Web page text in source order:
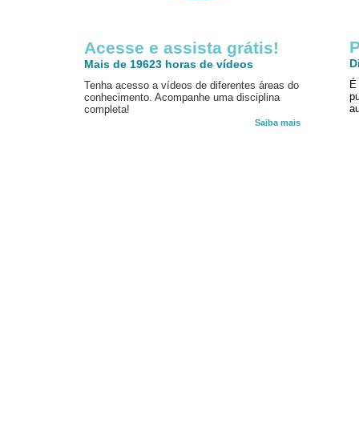
Acesse e assista grátis!
Mais de 19623 horas de vídeos
Tenha acesso a vídeos de diferentes áreas do
conhecimento. Acompanhe uma disciplina
completa!
Saiba mais